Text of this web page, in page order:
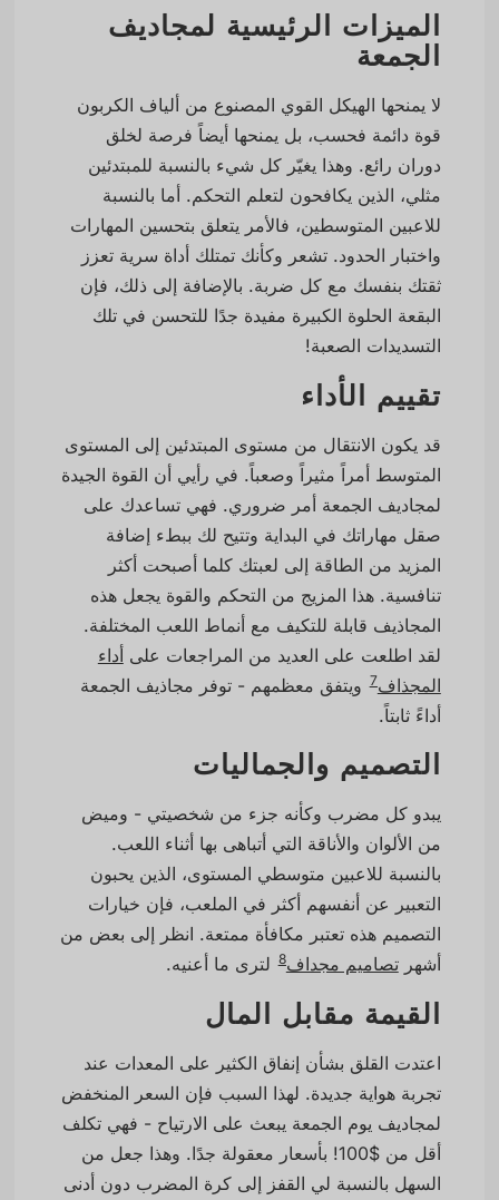
الميزات الرئيسية لمجاديف
الجمعة
لا يمنحها الهيكل القوي المصنوع من ألياف الكربون
قوة دائمة فحسب، بل يمنحها أيضاً فرصة لخلق
دوران رائع. وهذا يغيّر كل شيء بالنسبة للمبتدئين
مثلي، الذين يكافحون لتعلم التحكم. أما بالنسبة
للاعبين المتوسطين، فالأمر يتعلق بتحسين المهارات
واختبار الحدود. تشعر وكأنك تمتلك أداة سرية تعزز
ثقتك بنفسك مع كل ضربة. بالإضافة إلى ذلك، فإن
البقعة الحلوة الكبيرة مفيدة جدًا للتحسن في تلك
التسديدات الصعبة!
تقييم الأداء
قد يكون الانتقال من مستوى المبتدئين إلى المستوى
المتوسط أمراً مثيراً وصعباً. في رأيي أن القوة الجيدة
لمجاديف الجمعة أمر ضروري. فهي تساعدك على
صقل مهاراتك في البداية وتتيح لك ببطء إضافة
المزيد من الطاقة إلى لعبتك كلما أصبحت أكثر
تنافسية. هذا المزيج من التحكم والقوة يجعل هذه
المجاذيف قابلة للتكيف مع أنماط اللعب المختلفة.
لقد اطلعت على العديد من المراجعات علىأداء
المجذاف7 ويتفق معظمهم - توفر مجاذيف الجمعة
أداءً ثابتاً.
التصميم والجماليات
يبدو كل مضرب وكأنه جزء من شخصيتي - وميض
من الألوان والأناقة التي أتباهى بها أثناء اللعب.
بالنسبة للاعبين متوسطي المستوى، الذين يحبون
التعبير عن أنفسهم أكثر في الملعب، فإن خيارات
التصميم هذه تعتبر مكافأة ممتعة. انظر إلى بعض من
أشهرتصاميم مجداف8 لترى ما أعنيه.
القيمة مقابل المال
اعتدت القلق بشأن إنفاق الكثير على المعدات عند
تجربة هواية جديدة. لهذا السبب فإن السعر المنخفض
لمجاديف يوم الجمعة يبعث على الارتياح - فهي تكلف
أقل من $100! بأسعار معقولة جدًا. وهذا جعل من
السهل بالنسبة لي القفز إلى كرة المضرب دون أدنى